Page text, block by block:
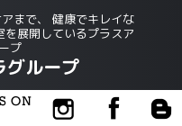
まで、 健康でキレイな
展開しているプラスア
プ
グループ